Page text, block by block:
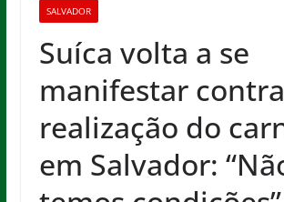
SALVADOR
Suíca volta a se
manifestar
realização do
em Salvador: